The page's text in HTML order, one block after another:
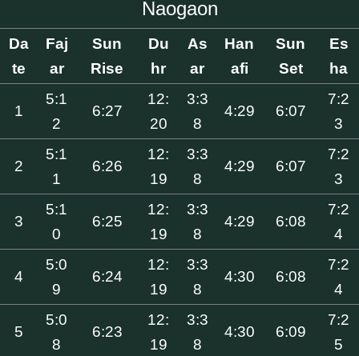
Naogaon
Da
te
Faj
ar
Sun
Rise
Du
hr
As
ar
Han
afi
Sun
Set
Es
ha
1
5:1
2
6:27
12:
20
3:3
8
4:29 6:07
7:2
3
2
5:1
1
6:26
12:
19
3:3
8
4:29 6:07
7:2
3
3
5:1
0
6:25
12:
19
3:3
8
4:29 6:08
7:2
4
4
5:0
9
6:24
12:
19
3:3
8
4:30 6:08
7:2
4
5
5:0
8
6:23
12:
19
3:3
8
4:30 6:09
7:2
5